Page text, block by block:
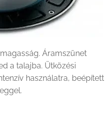
Áramszünet
a talajba. Ütközési
használatra, beépített